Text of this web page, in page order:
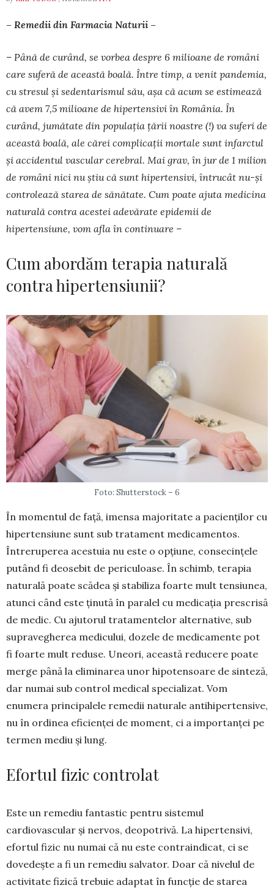
– Remedii din Farmacia Naturii –
– Până de curând, se vorbea despre 6 milioane de români
care suferă de această boală. Între timp, a venit pandemia,
cu stresul și sedenta­rismul său, așa că acum se estimează
că avem 7,5 milioane de hiper­tensivi în România. În
curând, jumătate din populația țării noastre (!) va suferi de
această boală, ale cărei complicații mortale sunt infarctul
și accidentul vascular cerebral. Mai grav, în jur de 1 milion
de români nici nu știu că sunt hipertensivi, întrucât nu-și
controlează starea de sănătate. Cum poate ajuta medicina
naturală contra acestei adevărate epidemii de
hipertensiune, vom afla în continuare –
Cum abordăm terapia naturală
contra hipertensiunii?
Foto: Shutterstock – 6
În momentul de față, imensa majoritate a pa­cienților cu
hipertensiune sunt sub tratament me­dicamentos.
Întreruperea acestuia nu este o opțiu­ne, consecințele
putând fi deosebit de pericu­loase. În schimb, terapia
naturală poate scădea și stabiliza foarte mult tensiunea,
atunci când este ținută în paralel cu medicația prescrisă
de medic. Cu ajutorul tratamentelor alternative, sub
supra­vegherea medicului, dozele de medicamente pot
fi foarte mult reduse. Uneori, această reducere poate
merge până la eliminarea unor hipo­ten­soare de sinteză,
dar numai sub control medical spe­cializat. Vom
enumera princi­pa­lele remedii na­turale antihi­per­tensive,
nu în ordinea eficienței de moment, ci a importanței pe
termen mediu și lung.
Efortul fizic controlat
Este un remediu fantastic pentru sistemul
cardiovascular și nervos, deopotrivă. La hiperten­sivi,
efortul fizic nu numai că nu este contrain­dicat, ci se
dove­dește a fi un remediu salvator. Doar că nivelul de
activitate fizică trebuie adaptat în funcție de starea